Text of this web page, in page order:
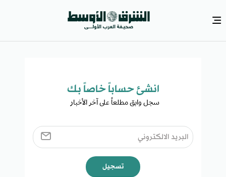
انشئ حساباً خاصاً بك​
سجل وابق مطلعاً على آخر الأخبار ​
تسجيل